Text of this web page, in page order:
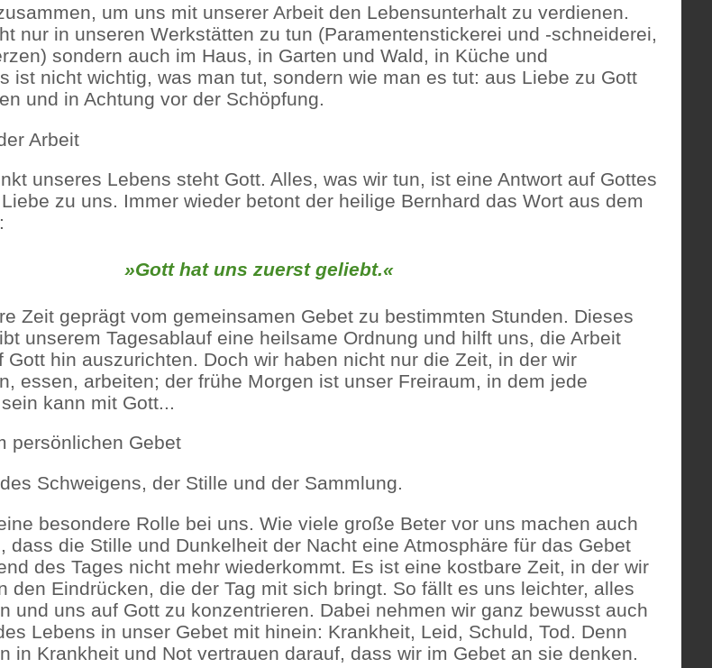
um uns mit unserer Arbeit den Lebensunterhalt zu verdienen.
nur in unseren Werkstätten zu tun (Paramentenstickerei und -schneiderei,
sondern auch im Haus, in Garten und Wald, in Küche und
ist nicht wichtig, was man tut, sondern wie man es tut: aus Liebe zu Gott
und in Achtung vor der Schöpfung.
unseres Lebens steht Gott. Alles, was wir tun, ist eine Antwort auf Gottes
zu uns. Immer wieder betont der heilige Bernhard das Wort aus dem
»Gott hat uns zuerst geliebt.«
Zeit geprägt vom gemeinsamen Gebet zu bestimmten Stunden. Dieses
unserem Tagesablauf eine heilsame Ordnung und hilft uns, die Arbeit
Gott hin auszurichten. Doch wir haben nicht nur die Zeit, in der wir
essen, arbeiten; der frühe Morgen ist unser Freiraum, in dem jede
kann mit Gott...
Schweigens, der Stille und der Sammlung.
besondere Rolle bei uns. Wie viele große Beter vor uns machen auch
dass die Stille und Dunkelheit der Nacht eine Atmosphäre für das Gebet
des Tages nicht mehr wiederkommt. Es ist eine kostbare Zeit, in der wir
den Eindrücken, die der Tag mit sich bringt. So fällt es uns leichter, alles
und uns auf Gott zu konzentrieren. Dabei nehmen wir ganz bewusst auch
Lebens in unser Gebet mit hinein: Krankheit, Leid, Schuld, Tod. Denn
in Krankheit und Not vertrauen darauf, dass wir im Gebet an sie denken.